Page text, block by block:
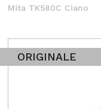
Mita TK580C Ciano
ORIGINALE